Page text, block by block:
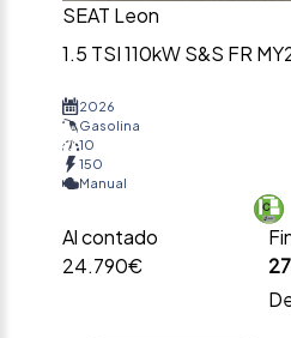
SEAT Leon
1.5 TSI 110kW S&S FR
2026
Gasolina
10
150
Manual
Al contado
24.790€